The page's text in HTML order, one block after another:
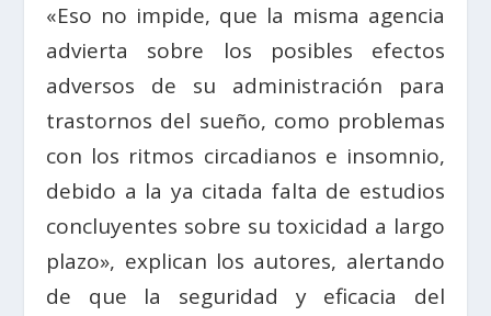
«Eso no impide, que la misma agencia
advierta sobre los posibles efectos
adversos de su administración para
trastornos del sueño, como problemas
con los ritmos circadianos e insomnio,
debido a la ya citada falta de estudios
concluyentes sobre su toxicidad a largo
plazo», explican los autores, alertando
de que la seguridad y eficacia del